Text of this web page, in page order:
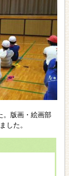
。版画・絵画部
した。